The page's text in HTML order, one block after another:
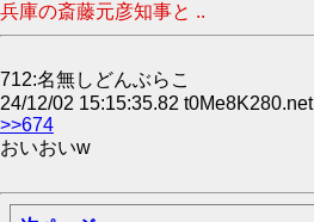
兵庫の斎藤元彦知事と ..
712:名無しどんぶらこ
24/12/02 15:15:35.82 t0Me8K280.net
>>674
おいおいw